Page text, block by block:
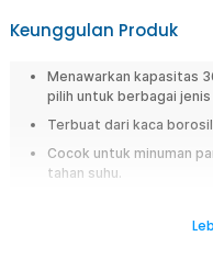
Keunggulan Produk
Menawarkan kapasitas
pilih untuk berbagai jenis
Terbuat dari kaca
Cocok untuk minuman
tahan suhu.